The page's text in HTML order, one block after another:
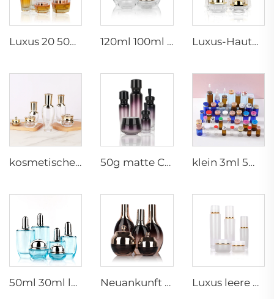
Luxus 20 50g 20 40 90 110 ml leere Hautpflege-Lotion-Creme-Glas-Spray-Sechseck-Kosmetikflasche-Verpackung mit Pumpe 120ml 100ml 40ml klare ovale personalisierte leere Luxuskosmetik-Gesichtscreme-Dose Hautpflege-Flaschen-Sets Verpackung Luxus-Hautpflegebehälter 120ml 100ml 40ml 50g 20g leere gefrorene Tonerflasche klare Glasflasche mit Pumpe
kosmetische Glasflaschen 5g 30g 50g 40ml 100ml 120ml Glasdose mit Deckel Flaschenlieferanten Kosmetikcreme Glasflaschen und -dosen 50g matte Cremedose 15ml 30ml lila Öl Glas Tropfenflasche 100ml 50ml geschliffene Glas Sprühflasche klein 3ml 5ml 10ml Glas-Serum-Ampulle leere Flasche für medizinische Verwendung mit Gummistopfen
50ml 30ml luxuriöse klare blaue Kosmetik-Gesichtslotions-Creme-Glasflasche -Dose Verpackungssatz mit Pumpe Neuankunft ovaler Essentiöl-Flakon aus gefrorenem Glas Gesichtsöl-Serum-Verpackung Sprühflasche Cremedose Glasset Luxus leere Hautpflege-Cremedose Set Verpackung 120ml 100ml 40ml Glas Kosmetik-Pump-Sprayflasche